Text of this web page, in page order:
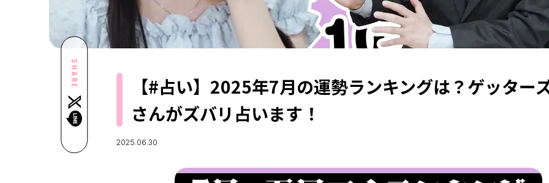
SHARE
【#占い】2025年7月の運勢ランキングは？ゲッター
さんがズバリ占います！
2025.06.30